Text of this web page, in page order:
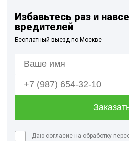
Избавьтесь раз и
вредителей
Бесплатный выезд по Москве
Даю согласие на обработку